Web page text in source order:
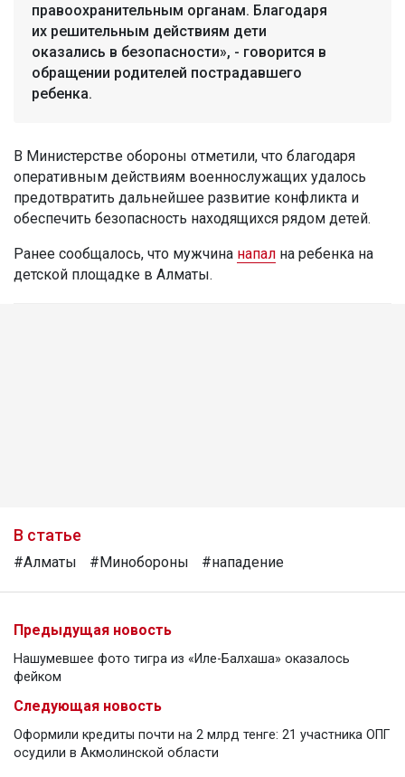
правоохранительным органам. Благодаря
их решительным действиям дети
оказались в безопасности», - говорится в
обращении родителей пострадавшего
ребенка.
В Министерстве обороны отметили, что благодаря
оперативным действиям военнослужащих удалось
предотвратить дальнейшее развитие конфликта и
обеспечить безопасность находящихся рядом детей.
Ранее сообщалось, что мужчина напал на ребенка на
детской площадке в Алматы.
В статье
#Алматы #Минобороны #нападение
Предыдущая новость
Нашумевшее фото тигра из «Иле-Балхаша» оказалось
фейком
Следующая новость
Оформили кредиты почти на 2 млрд тенге: 21 участника ОПГ
осудили в Акмолинской области